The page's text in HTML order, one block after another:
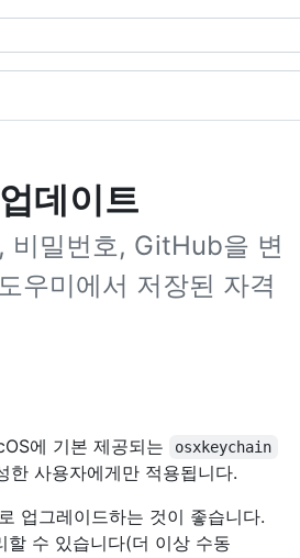
데이트
밀번호, GitHub을 변
우미에서 저장된 자격
에 기본 제공되는
osxkeychain
사용자에게만 적용됩니다.
업그레이드하는 것이 좋습니다.
수 있습니다(더 이상 수동